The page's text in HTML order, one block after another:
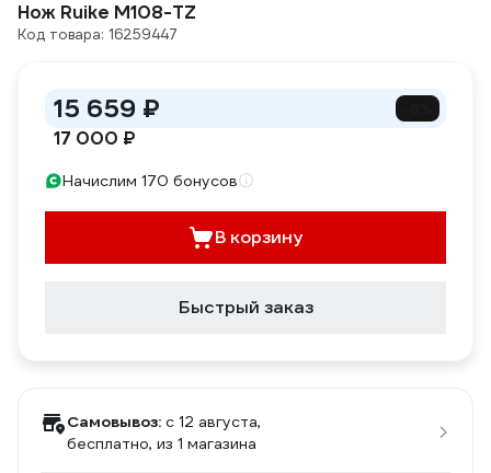
Нож Ruike M108-TZ
Код товара: 16259447
15 659 ₽
17 000 ₽
Начислим 170 бонусов
В корзину
Быстрый заказ
Самовывоз: c 12 августа,
бесплатно, из 1 магазина